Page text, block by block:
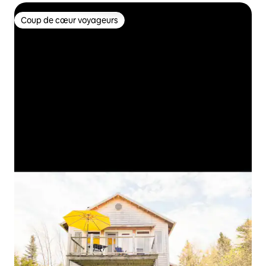
Coup de cœur voyageurs
Coup de cœur voyageurs